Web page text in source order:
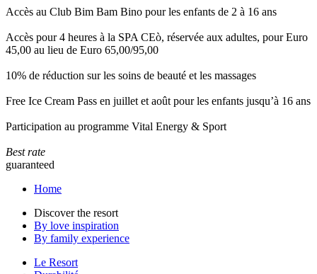
Accès au Club Bim Bam Bino pour les enfants de 2 à 16 ans
Accès pour 4 heures à la SPA CEò, réservée aux adultes, pour Euro
45,00 au lieu de Euro 65,00/95,00
10% de réduction sur les soins de beauté et les massages
Free Ice Cream Pass en juillet et août pour les enfants jusqu’à 16 ans
Participation au programme Vital Energy & Sport
Best rate
guaranteed
Home
Discover the resort
By love inspiration
By family experience
Le Resort